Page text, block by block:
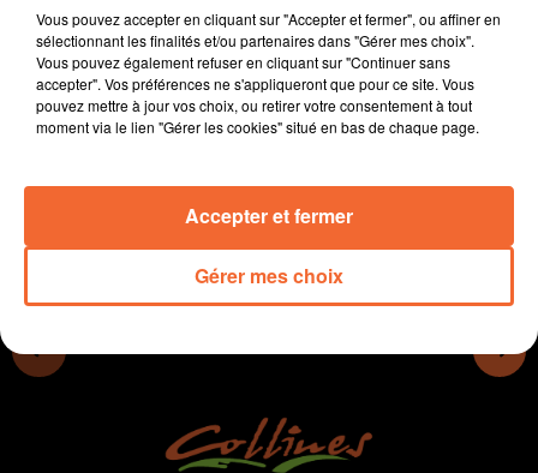
- Le directeur de la MFR de Moncoutant va prendre sa
retraite après avoir triplé les effectifs.
- Les joueurs de palet ont RDV samedi à Mauléon, pour
la coupe des Deux-Sèvres en individuel
Vous pouvez accepter en cliquant sur "Accepter et fermer", ou affiner en
sélectionnant les finalités et/ou partenaires dans "Gérer mes choix".
Vous pouvez également refuser en cliquant sur "Continuer sans
accepter". Vos préférences ne s'appliqueront que pour ce site. Vous
pouvez mettre à jour vos choix, ou retirer votre consentement à tout
moment via le lien "Gérer les cookies" situé en bas de chaque page.
Gérer mes choix
Accepter et fermer